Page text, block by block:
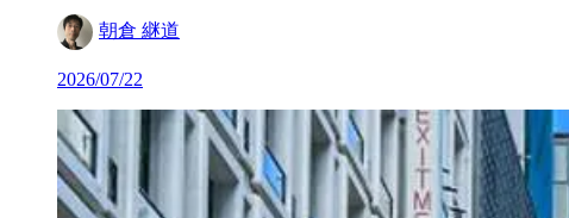
朝倉 継道
2026/07/22